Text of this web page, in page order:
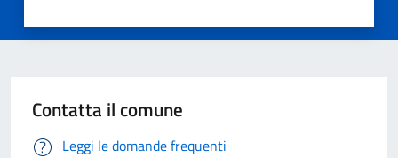
Contatta il comune
Leggi le domande frequenti